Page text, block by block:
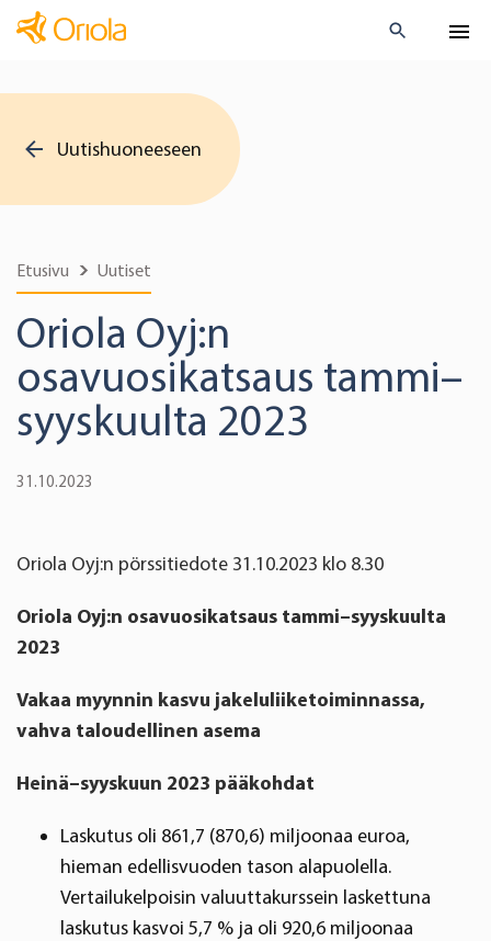
Uutishuoneeseen
Etusivu Uutiset
Oriola Oyj:n
osavuosikatsaus tammi–
syyskuulta 2023
31.10.2023
Oriola Oyj:n pörssitiedote 31.10.2023 klo 8.30
Oriola Oyj:n osavuosikatsaus tammi–syyskuulta
2023
Vakaa myynnin kasvu jakeluliiketoiminnassa,
vahva taloudellinen asema
Heinä–syyskuun 2023 pääkohdat
Laskutus oli 861,7 (870,6) miljoonaa euroa,
hieman edellisvuoden tason alapuolella.
Vertailukelpoisin valuuttakurssein laskettuna
laskutus kasvoi 5,7 % ja oli 920,6 miljoonaa